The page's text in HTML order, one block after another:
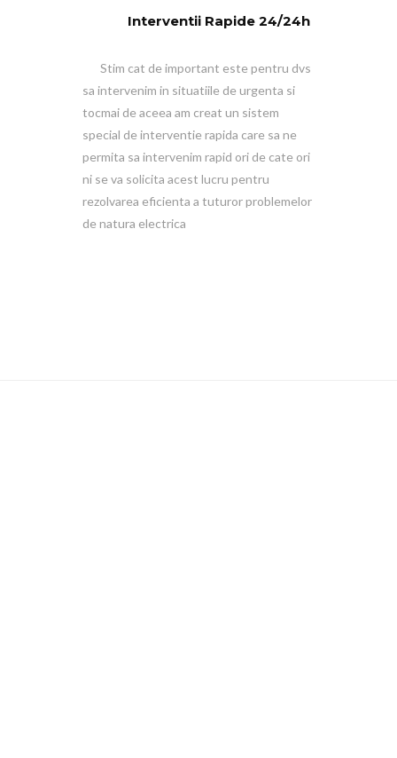
Interventii Rapide 24/24h
Stim cat de important este pentru dvs
sa intervenim in situatiile de urgenta si
tocmai de aceea am creat un sistem
special de interventie rapida care sa ne
permita sa intervenim rapid ori de cate ori
ni se va solicita acest lucru pentru
rezolvarea eficienta a tuturor problemelor
de natura electrica